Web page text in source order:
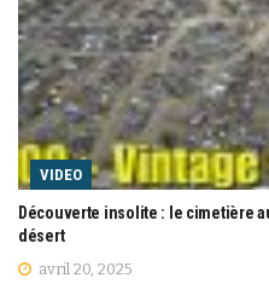
VIDEO
Découverte insolite : le cimetière
désert
avril 20, 2025